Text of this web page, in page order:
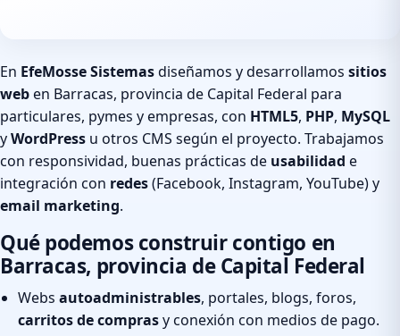
En EfeMosse Sistemasdiseñamos y desarrollamos sitios
weben Barracas, provincia de Capital Federal para
particulares, pymes y empresas, con HTML5, PHP, MySQL
yWordPress u otros CMS según el proyecto. Trabajamos
con responsividad, buenas prácticas de usabilidad e
integración con redes(Facebook, Instagram, YouTube) y
email marketing.
Qué podemos construir contigo en
Barracas, provincia de Capital Federal
Webs autoadministrables, portales, blogs, foros,
carritos de comprasy conexión con medios de pago.